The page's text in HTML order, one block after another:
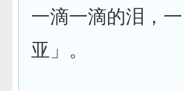
一滴一滴的泪，
亚」。